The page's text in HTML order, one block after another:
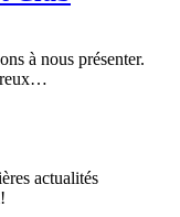
à nous présenter.
actualités